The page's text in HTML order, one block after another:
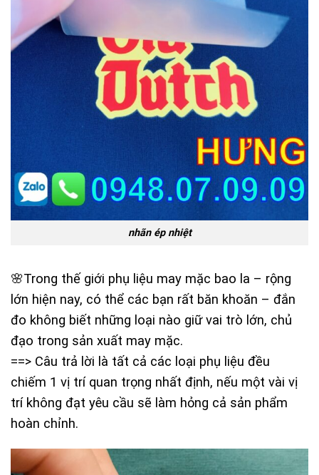
nhãn ép nhiệt
🌸Trong thế giới phụ liệu may mặc bao la – rộng
lớn hiện nay, có thể các bạn rất băn khoăn – đắn
đo không biết những loại nào giữ vai trò lớn, chủ
đạo trong sản xuất may mặc.
==> Câu trả lời là tất cả các loại phụ liệu đều
chiếm 1 vị trí quan trọng nhất định, nếu một vài vị
trí không đạt yêu cầu sẽ làm hỏng cả sản phẩm
hoàn chỉnh.